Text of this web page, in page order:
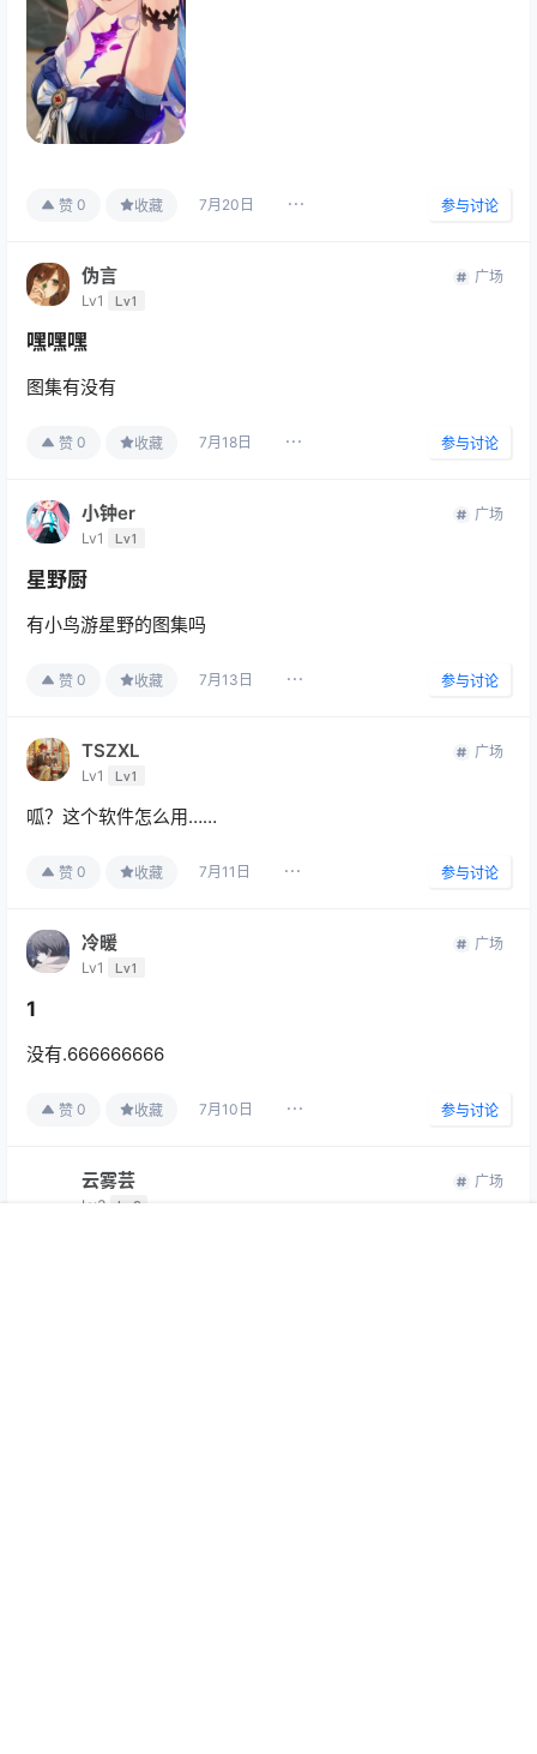
赞 0 收藏 7月20日 参与讨论
伪言
Lv1 Lv1
广场
嘿嘿嘿
图集有没有
赞 0 收藏 7月18日 参与讨论
小钟er
Lv1 Lv1
广场
星野厨
有小鸟游星野的图集吗
赞 0 收藏 7月13日 参与讨论
TSZXL
Lv1 Lv1
广场
呱？这个软件怎么用……
赞 0 收藏 7月11日 参与讨论
冷暖
Lv1 Lv1
广场
1
没有.666666666
赞 0 收藏 7月10日 参与讨论
云雾芸
Lv3 Lv3
广场